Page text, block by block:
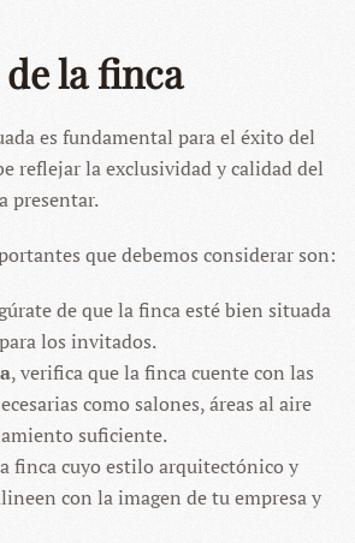
la finca
es fundamental para el éxito del
reflejar la exclusividad y calidad del
presentar.
que debemos considerar son:
de que la finca esté bien situada
los invitados.
, verifica que la finca cuente con las
como salones, áreas al aire
suficiente.
finca cuyo estilo arquitectónico y
con la imagen de tu empresa y